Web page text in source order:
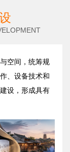
空间，统筹规
、设备技术和
设，形成具有